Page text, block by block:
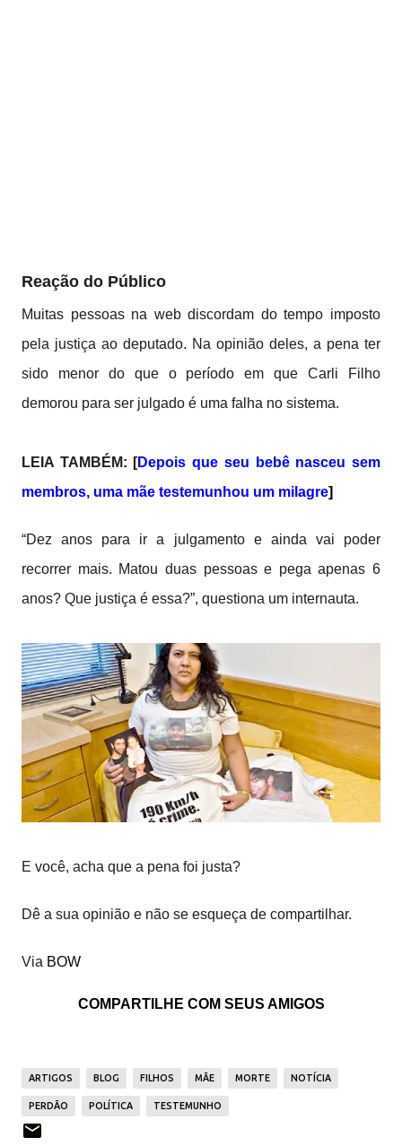
Reação do Público
Muitas pessoas na web discordam do tempo imposto
pela justiça ao deputado. Na opinião deles, a pena ter
sido menor do que o período em que Carli Filho
demorou para ser julgado é uma falha no sistema.
LEIA TAMBÉM: [Depois que seu bebê nasceu sem
membros, uma mãe testemunhou um milagre]
“Dez anos para ir a julgamento e ainda vai poder
recorrer mais. Matou duas pessoas e pega apenas 6
anos? Que justiça é essa?”, questiona um internauta.
E você, acha que a pena foi justa?
Dê a sua opinião e não se esqueça de compartilhar.
Via BOW
COMPARTILHE COM SEUS AMIGOS
ARTIGOS BLOG FILHOS MÃE MORTE NOTÍCIA
PERDÃO POLÍTICA TESTEMUNHO